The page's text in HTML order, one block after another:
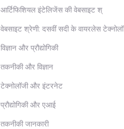
आर्टिफिशियल इंटेलिजेंस की वेबसाइट श्
वेबसाइट श्रेणी: दसवीं सदी के वायरलेस टेक्नोलॉ
विज्ञान और प्रौद्योगिकी
तकनीकी और विज्ञान
टेक्नोलॉजी और इंटरनेट
प्रौद्योगिकी और एआई
तकनीकी जानकारी